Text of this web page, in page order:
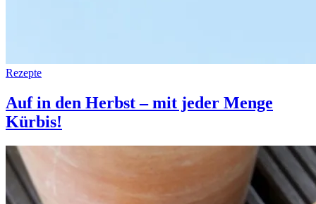
Rezepte
Auf in den Herbst – mit jeder Menge
Kürbis!